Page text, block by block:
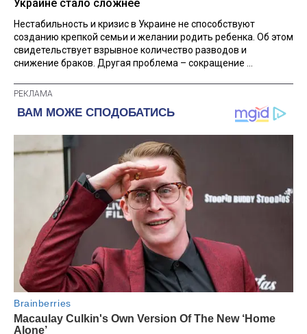
Украине стало сложнее
Нестабильность и кризис в Украине не способствуют
созданию крепкой семьи и желании родить ребенка. Об этом
свидетельствует взрывное количество разводов и
снижение браков. Другая проблема – сокращение ...